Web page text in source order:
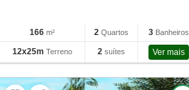
166 m² 2 Quartos 3 Banheiros
12x25m Terreno 2 suítes Ver mais